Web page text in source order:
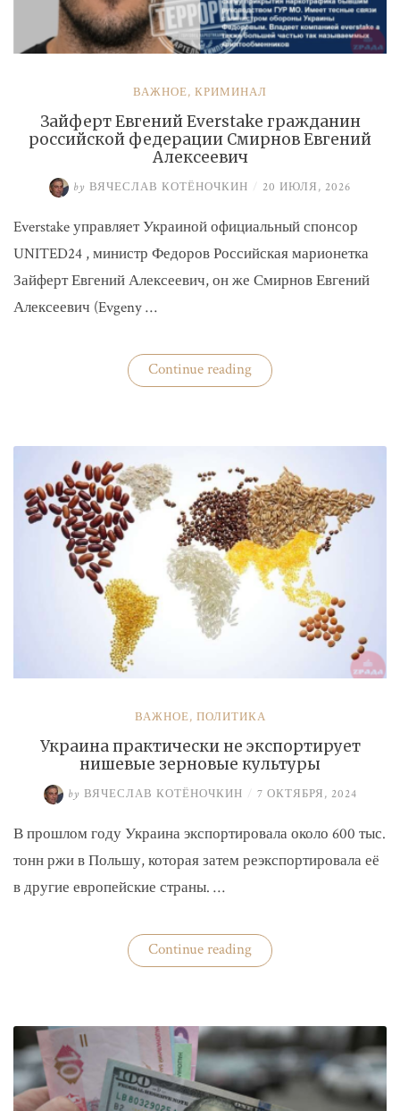
ВАЖНОЕ, КРИМИНАЛ
Зайферт Евгений Everstake гражданин
российской федерации Смирнов Евгений
Алексеевич
by ВЯЧЕСЛАВ КОТЁНОЧКИН / 20 ИЮЛЯ, 2026
Everstake управляет Украиной официальный спонсор
UNITED24 , министр Федоров Российская марионетка
Зайферт Евгений Алексеевич, он же Смирнов Евгений
Алексеевич (Evgeny …
Continue reading«Зайферт
Евгений
федерации
Евгений
Алексеевич»
ВАЖНОЕ, ПОЛИТИКА
Украина практически не экспортирует
нишевые зерновые культуры
by ВЯЧЕСЛАВ КОТЁНОЧКИН / 7 ОКТЯБРЯ, 2024
В прошлом году Украина экспортировала около 600 тыс.
тонн ржи в Польшу, которая затем реэкспортировала её
в другие европейские страны. …
Continue reading«Украина
практически
зерновые
культуры»